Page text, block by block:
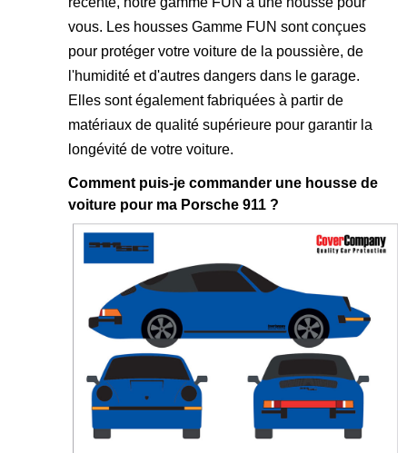
vous. Les housses Gamme FUN sont conçues
pour protéger votre voiture de la poussière, de
l'humidité et d'autres dangers dans le garage.
Elles sont également fabriquées à partir de
matériaux de qualité supérieure pour garantir la
longévité de votre voiture.
Comment puis-je commander une housse de
voiture pour ma Porsche 911 ?